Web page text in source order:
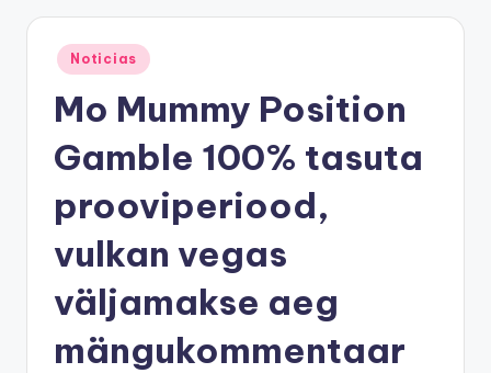
Publicado
en
Noticias
Mo Mummy Position
Gamble 100% tasuta
prooviperiood,
vulkan vegas
väljamakse aeg
mängukommentaar